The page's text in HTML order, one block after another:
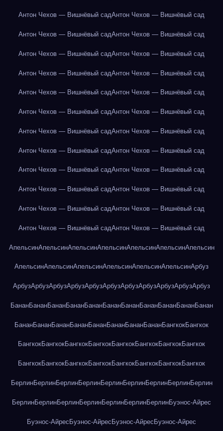
Антон Чехов — Вишнёвый садАнтон Чехов — Вишнёвый сад
Антон Чехов — Вишнёвый садАнтон Чехов — Вишнёвый сад
Антон Чехов — Вишнёвый садАнтон Чехов — Вишнёвый сад
Антон Чехов — Вишнёвый садАнтон Чехов — Вишнёвый сад
Антон Чехов — Вишнёвый садАнтон Чехов — Вишнёвый сад
Антон Чехов — Вишнёвый садАнтон Чехов — Вишнёвый сад
Антон Чехов — Вишнёвый садАнтон Чехов — Вишнёвый сад
Антон Чехов — Вишнёвый садАнтон Чехов — Вишнёвый сад
Антон Чехов — Вишнёвый садАнтон Чехов — Вишнёвый сад
Антон Чехов — Вишнёвый садАнтон Чехов — Вишнёвый сад
Антон Чехов — Вишнёвый садАнтон Чехов — Вишнёвый сад
Антон Чехов — Вишнёвый садАнтон Чехов — Вишнёвый сад
АпельсинАпельсинАпельсинАпельсинАпельсинАпельсинАпельсин
АпельсинАпельсинАпельсинАпельсинАпельсинАпельсинАрбуз
АрбузАрбузАрбузАрбузАрбузАрбузАрбузАрбузАрбузАрбузАрбуз
БананБананБананБананБананБананБананБананБананБананБанан
БананБананБананБананБананБананБананБананБангкокБангкок
БангкокБангкокБангкокБангкокБангкокБангкокБангкокБангкок
БангкокБангкокБангкокБангкокБангкокБангкокБангкокБангкок
БерлинБерлинБерлинБерлинБерлинБерлинБерлинБерлинБерлин
БерлинБерлинБерлинБерлинБерлинБерлинБерлинБуэнос-Айрес
Буэнос-АйресБуэнос-АйресБуэнос-АйресБуэнос-Айрес